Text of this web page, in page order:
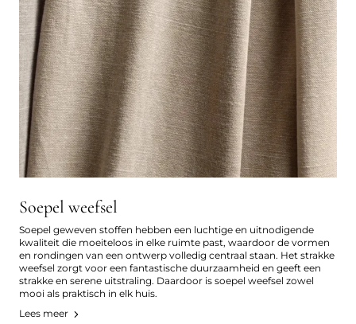
Soepel weefsel
Soepel geweven stoffen hebben een luchtige en uitnodigende
kwaliteit die moeiteloos in elke ruimte past, waardoor de vormen
en rondingen van een ontwerp volledig centraal staan. Het strakke
weefsel zorgt voor een fantastische duurzaamheid en geeft een
strakke en serene uitstraling. Daardoor is soepel weefsel zowel
mooi als praktisch in elk huis.
Lees meer